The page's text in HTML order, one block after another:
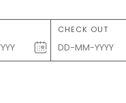
CHECK OUT